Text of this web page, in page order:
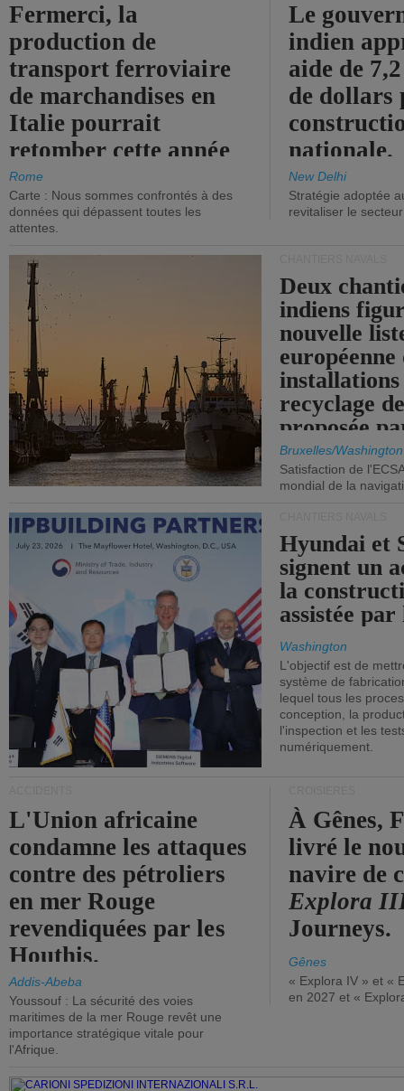
Fermerci, la
production de
transport ferroviaire
de marchandises en
Italie pourrait
retomber cette année
aux niveaux de 2015.
Rome
Carte : Nous sommes confrontés à des
données qui dépassent toutes les
attentes.
Le
indien
aide de
de dollars
nationale.
New Delhi
Stratégie adoptée
revitaliser le secteur
Deux
indiens
nouvelle
européenne
installations
recyclage
proposée
Bruxelles/Washington
Satisfaction de
mondial de la
Hyundai et
signent un
la
assistée
Washington
L'objectif est de
système de
lequel tous les
conception, la
l'inspection et les
numériquement.
L'Union africaine
condamne les attaques
contre des pétroliers
en mer Rouge
revendiquées par les
Houthis.
Addis-Abeba
Youssouf : La sécurité des voies
maritimes de la mer Rouge revêt une
importance stratégique vitale pour
l'Afrique.
À Gênes,
livré le
navire de
Explora
Journeys.
Gênes
« Explora IV » et «
en 2027 et «